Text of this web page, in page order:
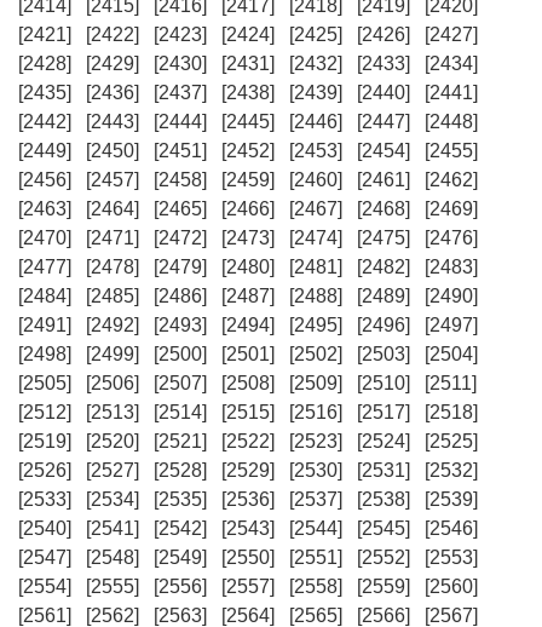
[2414]
[2415] [2416] [2417] [2418] [2419]
[2420]
[2421]
[2422] [2423] [2424] [2425] [2426]
[2427]
[2428]
[2429] [2430] [2431] [2432] [2433]
[2434]
[2435]
[2436] [2437] [2438] [2439] [2440]
[2441]
[2442]
[2443] [2444] [2445] [2446] [2447]
[2448]
[2449]
[2450] [2451] [2452] [2453] [2454]
[2455]
[2456]
[2457] [2458] [2459] [2460] [2461]
[2462]
[2463]
[2464] [2465] [2466] [2467] [2468]
[2469]
[2470]
[2471] [2472] [2473] [2474] [2475]
[2476]
[2477]
[2478] [2479] [2480] [2481] [2482]
[2483]
[2484]
[2485] [2486] [2487] [2488] [2489]
[2490]
[2491]
[2492] [2493] [2494] [2495] [2496]
[2497]
[2498]
[2499] [2500] [2501] [2502] [2503]
[2504]
[2505]
[2506] [2507] [2508] [2509] [2510]
[2511]
[2512]
[2513] [2514] [2515] [2516] [2517]
[2518]
[2519]
[2520] [2521] [2522] [2523] [2524]
[2525]
[2526]
[2527] [2528] [2529] [2530] [2531]
[2532]
[2533]
[2534] [2535] [2536] [2537] [2538]
[2539]
[2540]
[2541] [2542] [2543] [2544] [2545]
[2546]
[2547]
[2548] [2549] [2550] [2551] [2552]
[2553]
[2554]
[2555] [2556] [2557] [2558] [2559]
[2560]
[2561]
[2562] [2563] [2564] [2565] [2566]
[2567]